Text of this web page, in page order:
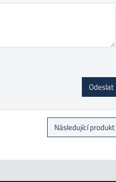
Odeslat
Následující produkt